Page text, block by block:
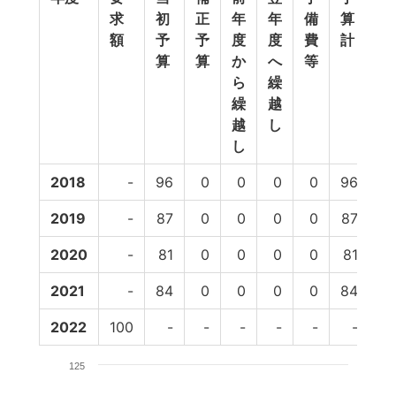
求
額
初
予
算
正
予
算
年
度
か
ら
繰
越
し
年
度
へ
繰
越
し
備
費
等
算
計
2018 - 96 0 0 0 0 96
2019 - 87 0 0 0 0 87
2020 - 81 0 0 0 0 81
2021 - 84 0 0 0 0 84
2022 100 - - - - - -
125